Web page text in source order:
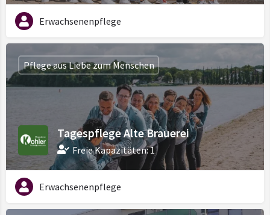
Erwachsenenpflege
Tagespflege Alte Brauerei
Freie Kapazitäten: 1
Pflege aus Liebe zum Menschen
Erwachsenenpflege